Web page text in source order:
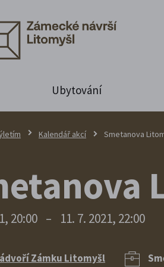
Ubytování
Kalendář akcí Smetanova
20:00 – 11. 7. 2021, 22:00
Zámku Litomyšl